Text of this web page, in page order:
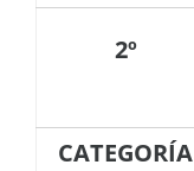
2º
CATEGORÍA